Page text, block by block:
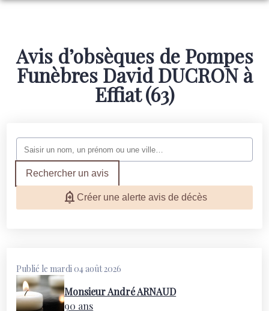
ORGANISER DES OBSÈQUES
PRÉVOIR SES OBSÈQUES
ARTICLES FUNÉRAIRES
MARBRERIE FUNÉRAIRE
CONFIGURATEUR DE MONUMENT
LEZOUX
ESPACES HOMMAGES
Avis d’obsèques de Pompes
Funèbres David DUCRON à
Effiat (63)
Rechercher un avis
Créer une alerte avis de décès
Publié le mardi 04 août 2026
Monsieur André ARNAUD
90 ans